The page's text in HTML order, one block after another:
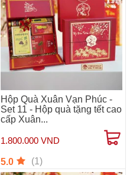
Hộp Quà Xuân Vạn Phúc -
Set 11 - Hộp quà tặng tết cao
cấp Xuân...
1.800.000 VND
5.0 (1)